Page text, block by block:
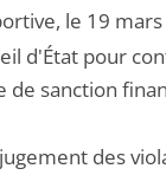
le 19 mars
d'État pour
de sanction
jugement des